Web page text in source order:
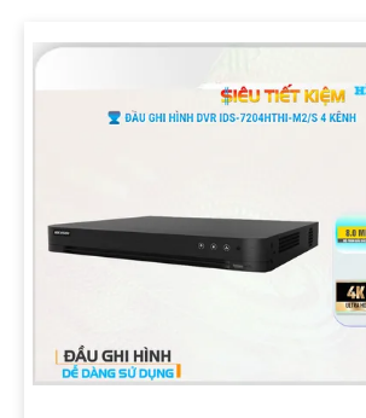
Chất lượng đỉnh cao: Camera Hikvision là
lượng hình ảnh sắc nét, độ tin cậy cao và tính
Dịch vụ chuyên nghiệp: Đội ngũ kỹ thuật viên
và chuyên nghiệp sẽ tự tin việc lắp đặt Camera
Liên hệ ngay với chúng tôi để được tư vấn và báo
Địa chỉ: [Điền địa chỉ công ty của bạn]Số điện
Hãy đầu tư vào an ninh cho gia đình và doanh
nay với Camera Hikvision - sự lựa chọn hoàn hảo
Cảm ơn bạn đã tin tưởng và chọn lựa dịch vụ của
Hi vọng bạn sẽ tìm thấy mẫu văn bản này phát